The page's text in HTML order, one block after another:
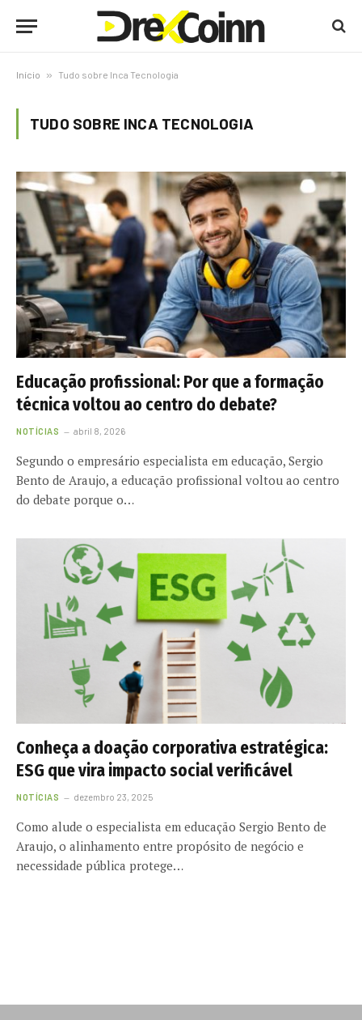
Início » Tudo sobre Inca Tecnologia
TUDO SOBRE INCA TECNOLOGIA
Educação profissional: Por que a formação
técnica voltou ao centro do debate?
NOTÍCIAS abril 8, 2026
Segundo o empresário especialista em educação, Sergio
Bento de Araujo, a educação profissional voltou ao centro
do debate porque o…
Conheça a doação corporativa estratégica:
ESG que vira impacto social verificável
NOTÍCIAS dezembro 23, 2025
Como alude o especialista em educação Sergio Bento de
Araujo, o alinhamento entre propósito de negócio e
necessidade pública protege…